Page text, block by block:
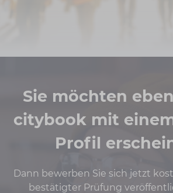
Sie möchten
citybook mit
Profil
Dann bewerben Sie sich jetzt
bestätigter Prüfung